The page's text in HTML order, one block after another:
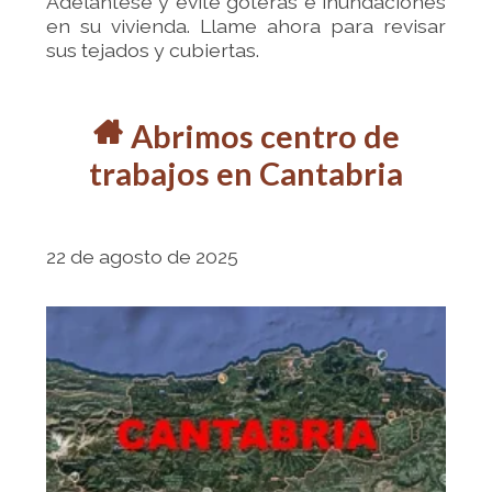
en su vivienda. Llame ahora para revisar
sus tejados y cubiertas.
r Abrimos centro de
trabajos en Cantabria
22 de agosto de 2025